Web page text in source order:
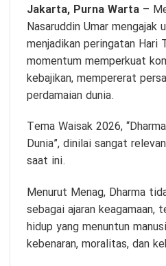
Jakarta, Purna Warta –
Nasaruddin Umar mengajak
menjadikan peringatan Hari
momentum memperkuat
kebajikan, mempererat
perdamaian dunia.
Tema Waisak 2026,
Dunia”, dinilai sangat
saat ini.
Menurut Menag, Dharma
sebagai ajaran keagamaan,
hidup yang menuntun
kebenaran, moralitas, dan